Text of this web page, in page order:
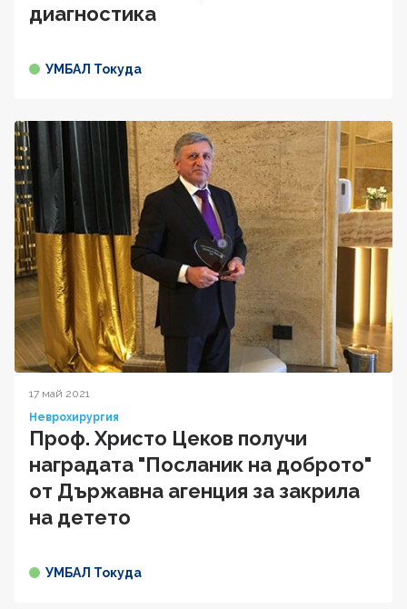
диагностика
УМБАЛ Токуда
17 май 2021
Неврохирургия
Проф. Христо Цеков получи
наградата "Посланик на доброто"
от Държавна агенция за закрила
на детето
УМБАЛ Токуда